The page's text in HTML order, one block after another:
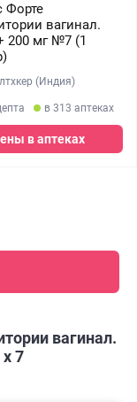
Форте
вагинал.
200 мг №7 (1
(Индия)
в 313 аптеках
в аптеках
вагинал.
7